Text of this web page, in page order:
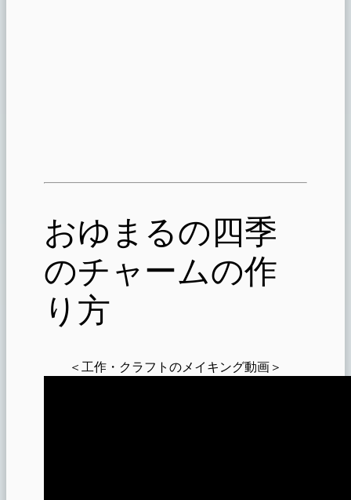
おゆまるの四季
のチャームの作
り方
＜工作・クラフトのメイキング動画＞